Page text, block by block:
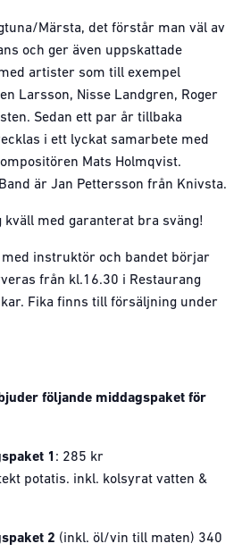
Märsta, det förstår man väl av
och ger även uppskattade
artister som till exempel
Larsson, Nisse Landgren, Roger
Sedan ett par år tillbaka
i ett lyckat samarbete med
Mats Holmqvist.
är Jan Pettersson från Knivsta.
med garanterat bra sväng!
instruktör och bandet börjar
från kl.16.30 i Restaurang
Fika finns till försäljning under
följande middagspaket för
1 : 285 kr
potatis. inkl. kolsyrat vatten &
2 (inkl. öl/vin till maten) 340